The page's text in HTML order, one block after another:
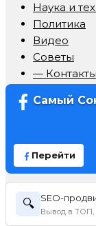
Наука и
Политика
Видео
Советы
—
Самый
Перейти
🔍 SEO-
Вывод в ТОП,